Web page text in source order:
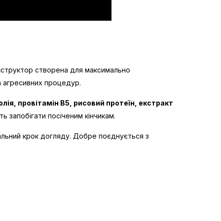
створена для максимально
агресивних процедур.
провітамін B5, рисовий протеїн, екстракт
посіченим кінчикам.
крок догляду. Добре поєднується з